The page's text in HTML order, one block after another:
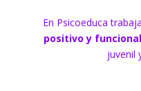
En Psicoeduca
positivo y funcional
juvenil